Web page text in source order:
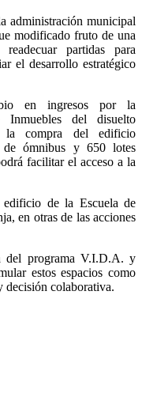
administración municipal
modificado fruto de una
partidas para
el desarrollo estratégico
en ingresos por la
Inmuebles del disuelto
la compra del edificio
ómnibus y 650 lotes
facilitar el acceso a la
edificio de la Escuela de
en otras de las acciones
del programa V.I.D.A. y
estos espacios como
decisión colaborativa.